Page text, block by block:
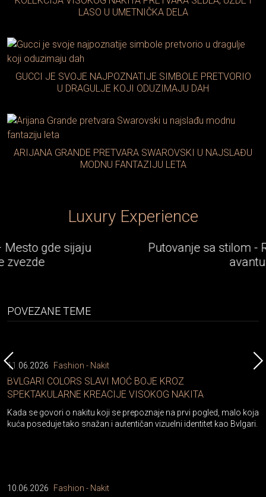
LASO U UMETNIČKA DELA
GUCCI JE SVOJE NAJPOZNATIJE SIMBOLE PRETVORIO
U DRAGULJE KOJI ODUZIMAJU DAH
ARIJANA GRANDE PRETVARA SWAROVSKI U NAJSLAĐU
MODNU FANTAZIJU LETA
Luxury Experience
Putovanje sa stilom - Rolls-Royce epska
POVEZANE TEME
11.06.2026 Fashion - Nakit
BVLGARI COLORS SLAVI MOĆ BOJE KROZ
SPEKTAKULARNE KREACIJE VISOKOG NAKITA
Kada se govori o nakitu koji se prepoznaje na prvi pogled, malo koja
kuća poseduje tako snažan i autentičan vizuelni identitet kao Bvlgari.
10.06.2026 Fashion - Nakit